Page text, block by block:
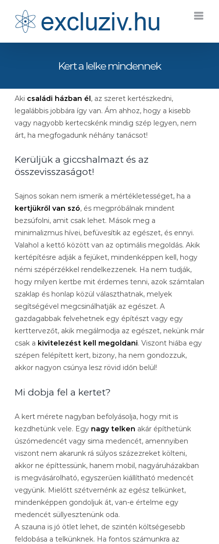
Kert a lelke mindennek
Aki családi házban él, az szeret kertészkedni,
legalábbis jobbára így van. Ám ahhoz, hogy a kisebb
vagy nagyobb kertecskénk mindig szép legyen, nem
árt, ha megfogadunk néhány tanácsot!
Kerüljük a giccshalmazt és az
összevisszaságot!
Sajnos sokan nem ismerik a mértékletességet, ha a
kertjükről van szó, és megpróbálnak mindent
bezsúfolni, amit csak lehet. Mások meg a
minimalizmus hívei, befüvesítik az egészet, és ennyi.
Valahol a kettő között van az optimális megoldás. Akik
kertépítésre adják a fejüket, mindenképpen kell, hogy
némi szépérzékkel rendelkezzenek. Ha nem tudják,
hogy milyen kertbe mit érdemes tenni, azok számtalan
szaklap és honlap közül választhatnak, melyek
segítségével megcsinálhatják az egészet. A
gazdagabbak felvehetnek egy építészt vagy egy
kerttervezőt, akik megálmodja az egészet, nekünk már
csak a kivitelezést kell megoldani. Viszont hiába egy
szépen felépített kert, bizony, ha nem gondozzuk,
akkor nagyon csúnya lesz rövid időn belül!
Mi dobja fel a kertet?
A kert mérete nagyban befolyásolja, hogy mit is
kezdhetünk vele. Egy nagy telken akár építhetünk
úszómedencét vagy sima medencét, amennyiben
viszont nem akarunk rá súlyos százezreket költeni,
akkor ne építtessünk, hanem mobil, nagyáruházakban
is megvásárolható, egyszerűen kiállítható medencét
vegyünk. Mielőtt szétvernénk az egész telkünket,
mindenképpen gondoljuk át, van-e értelme egy
medencét süllyesztenünk oda.
A szauna is jó ötlet lehet, de szintén költségesebb
feldobása a telkünknek. Ha fontos számunkra az